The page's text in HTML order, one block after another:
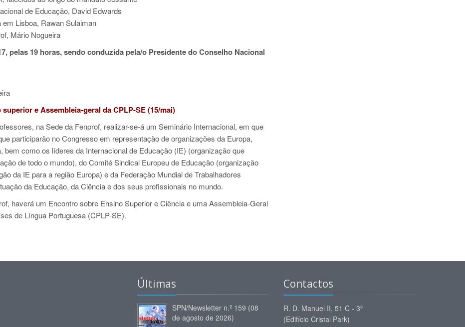
de Educação, David Edwards
Lisboa, Rawan Sulaiman
Mário Nogueira
pelas 19 horas, sendo conduzida pela/o Presidente do Conselho Nacional
e Assembleia-geral da CPLP-SE(15/mai)
na Sede da Fenprof, realizar-se-á um Seminário Internacional, em que
participarão no Congresso em representação de organizações da Europa,
como os líderes da Internacional de Educação (IE) (organização que
de todo o mundo), do Comité Sindical Europeu de Educação (organização
da IE para a região Europa) e da Federação Mundial de Trabalhadores
da Educação, da Ciência e dos seus profissionais no mundo.
haverá um Encontro sobre Ensino Superior e Ciência e uma Assembleia-Geral
de Língua Portuguesa (CPLP-SE).
Últimas
SPN/Newsletter n.º 159 (08
de agosto de 2026)
Contactos
R. D. Manuel II, 51 C - 3º
(Edifício Cristal Park)